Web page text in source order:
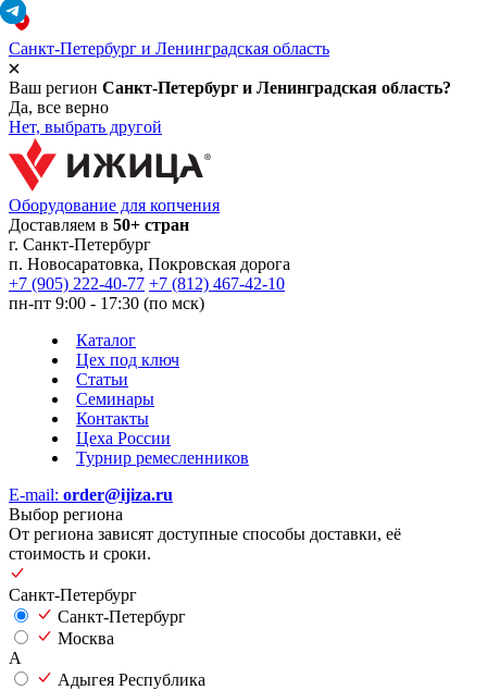
Санкт-Петербург и Ленинградская область
Ваш регион Санкт-Петербург и Ленинградская область?
Да, все верно
Нет, выбрать другой
Оборудование для копчения
Доставляем в 50+ стран
г. Санкт-Петербург
п. Новосаратовка, Покровская дорога
+7 (905) 222-40-77 +7 (812) 467-42-10
пн-пт 9:00 - 17:30 (по мск)
Каталог
Цех под ключ
Статьи
Семинары
Контакты
Цеха России
Турнир ремесленников
E-mail: order@ijiza.ru
Выбор региона
От региона зависят доступные способы доставки, её
стоимость и сроки.
Санкт-Петербург
Санкт-Петербург
Москва
А
Адыгея Республика